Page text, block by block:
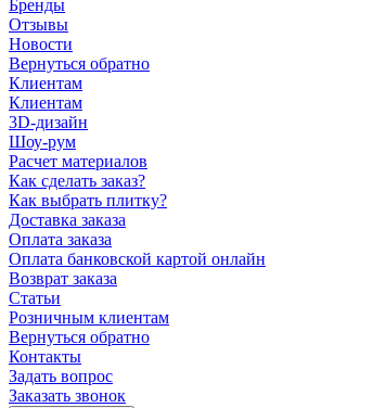
Бренды
Отзывы
Новости
Вернуться обратно
Клиентам
Клиентам
3D-дизайн
Шоу-рум
Расчет материалов
Как сделать заказ?
Как выбрать плитку?
Доставка заказа
Оплата заказа
Оплата банковской картой онлайн
Возврат заказа
Статьи
Розничным клиентам
Вернуться обратно
Контакты
Задать вопрос
Заказать звонок